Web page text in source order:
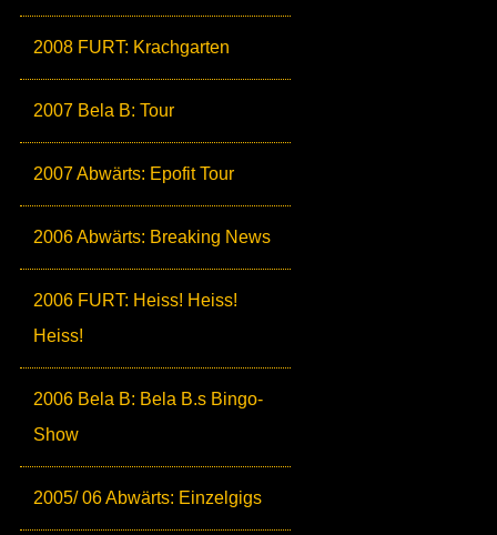
2008 FURT: Krachgarten
2007 Bela B: Tour
2007 Abwärts: Epofit Tour
2006 Abwärts: Breaking News
2006 FURT: Heiss! Heiss!
Heiss!
2006 Bela B: Bela B.s Bingo-
Show
2005/ 06 Abwärts: Einzelgigs